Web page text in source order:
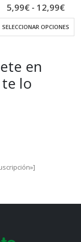
0out of 5
5,99€-12,99€Rango
de
desde
5,99€
OPCIONES
en
lo